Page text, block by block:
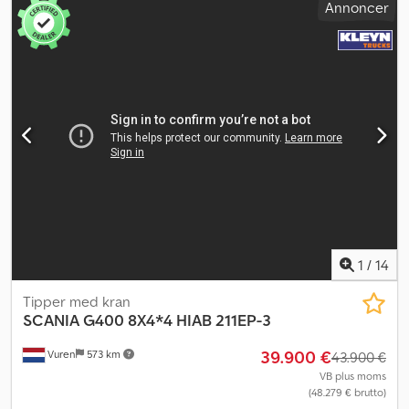
Egenvægt: 7.560 kg Lastkapacitet: 11.040 kg Totalvægt: 18.600 kg
Førstehjulshøjde: 1,2 m = Firmainformation = Ved forespørgsler
bedes du altid oplyse lagernummeret (8 cifre) Hos Smz Smeets &
Læsningstjeneste til den billigste transport globalt Stort lager
med alle nye og brugte dele: Vi annoncerer altid med vores
Annoncer
1 / 14
Vuren 573 km
Tipper med kran
SCANIAG400 8X4*4 HIAB 211EP-3
39.900 €43.900 €
VB plus moms
(48.279 € brutto)